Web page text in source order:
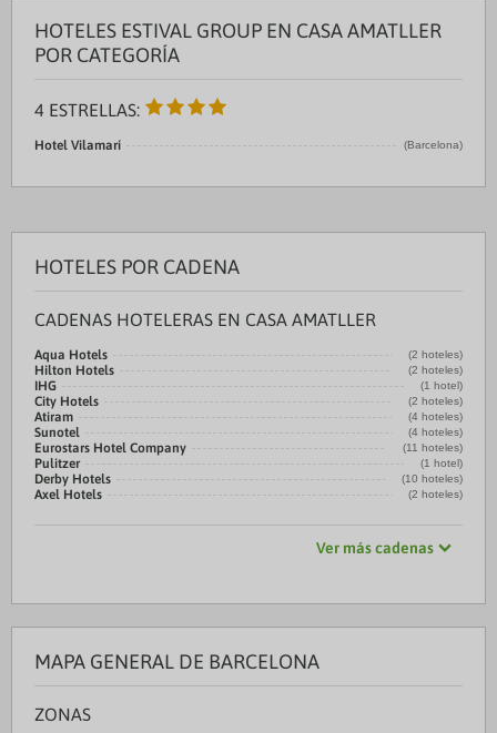
HOTELES ESTIVAL GROUP EN CASA AMATLLER
POR CATEGORÍA
4 ESTRELLAS:
Hotel Vilamarí (Barcelona)
HOTELES POR CADENA
CADENAS HOTELERAS EN CASA AMATLLER
Aqua Hotels (2 hoteles)
Hilton Hotels (2 hoteles)
IHG (1 hotel)
City Hotels (2 hoteles)
Atiram (4 hoteles)
Sunotel (4 hoteles)
Eurostars Hotel Company (11 hoteles)
Pulitzer (1 hotel)
Derby Hotels (10 hoteles)
Axel Hotels (2 hoteles)
Ver más cadenas
MAPA GENERAL DE BARCELONA
ZONAS